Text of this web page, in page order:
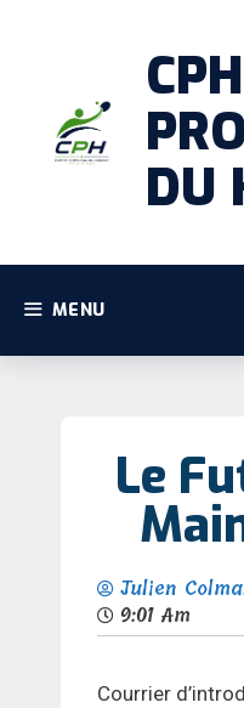
DU
MENU
Le
Julien
9:01 Am
Courrier